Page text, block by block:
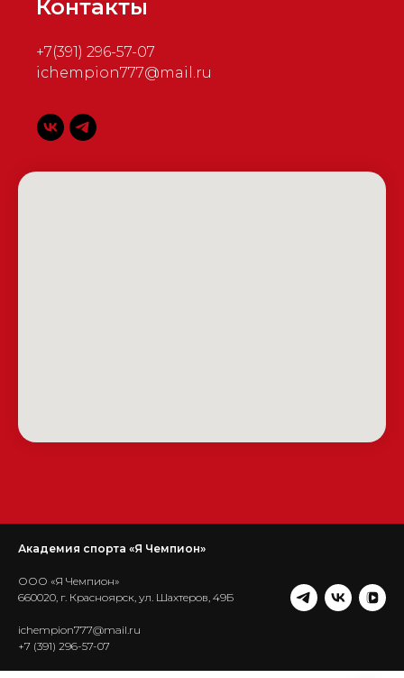
Контакты
+7(391) 296-57-07
ichempion777@mail.ru
Академия спорта «Я Чемпион»
ООО «Я Чемпион»
660020, г. Красноярск, ул. Шахтеров, 49Б
ichempion777@mail.ru
+7 (391) 296-57-07